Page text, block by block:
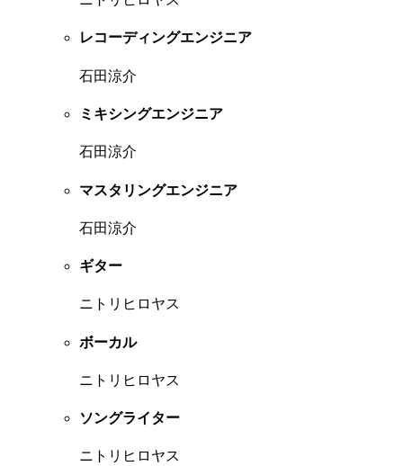
レコーディングエンジニア
石田涼介
ミキシングエンジニア
石田涼介
マスタリングエンジニア
石田涼介
ギター
ニトリヒロヤス
ボーカル
ニトリヒロヤス
ソングライター
ニトリヒロヤス